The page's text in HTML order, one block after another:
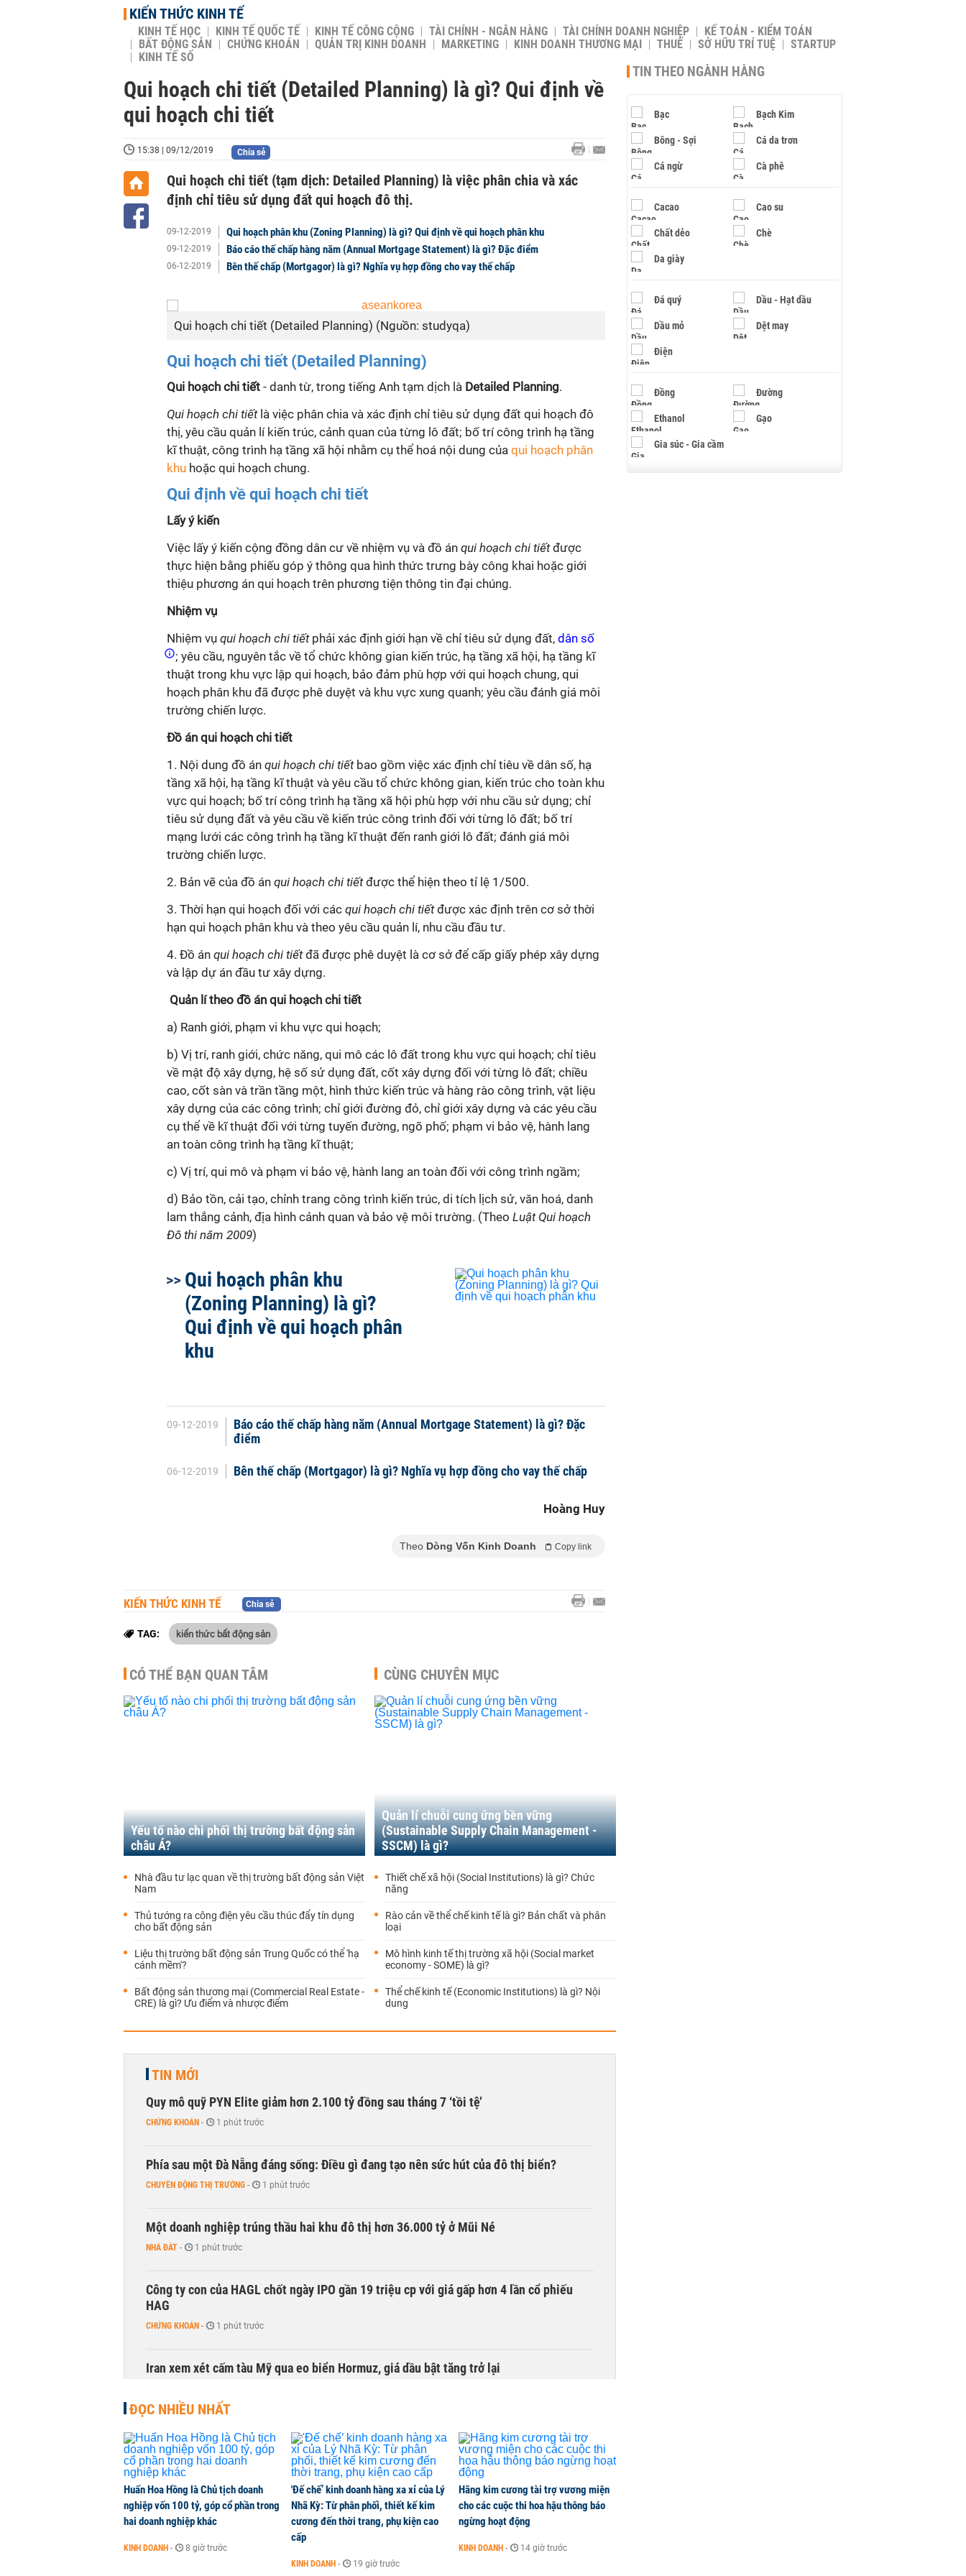
KIẾN THỨC KINH TẾ
KINH TẾ HỌC KINH TẾ QUỐC TẾ KINH TẾ CÔNG CỘNG TÀI CHÍNH - NGÂN HÀNG TÀI CHÍNH DOANH NGHIỆP
KẾ TOÁN - KIỂM TOÁN
BẤT ĐỘNG SẢN
CHỨNG KHOÁN QUẢN TRỊ KINH DOANH MARKETING KINH DOANH THƯƠNG MẠI THUẾ SỞ HỮU TRÍ TUỆ
STARTUP
KINH TẾ SỐ
Qui hoạch chi tiết (Detailed Planning) là gì? Qui định về
qui hoạch chi tiết
15:38 | 09/12/2019 Chia sẻ
Qui hoạch chi tiết (tạm dịch: Detailed Planning) là việc phân chia và xác
định chỉ tiêu sử dụng đất qui hoạch đô thị.
09-12-2019 Qui hoạch phân khu (Zoning Planning) là gì? Qui định về qui hoạch phân khu
09-12-2019 Báo cáo thế chấp hàng năm (Annual Mortgage Statement) là gì? Đặc điểm
06-12-2019 Bên thế chấp (Mortgagor) là gì? Nghĩa vụ hợp đồng cho vay thế chấp
Qui hoạch chi tiết (Detailed Planning) (Nguồn: studyqa)
Qui hoạch chi tiết (Detailed Planning)
Qui hoạch chi tiết - danh từ, trong tiếng Anh tạm dịch là Detailed Planning.
Qui hoạch chi tiếtlà việc phân chia và xác định chỉ tiêu sử dụng đất qui hoạch đô
thị, yêu cầu quản líkiến trúc, cảnh quan của từng lô đất; bố trí công trình hạ tầng
kĩthuật, công trình hạ tầng xã hội nhằm cụ thể hoá nội dung của qui hoạch phân
khu hoặc qui hoạch chung.
Qui định về qui hoạch chi tiết
Lấy ý kiến
Việc lấy ý kiến cộng đồng dân cư về nhiệm vụ và đồ án qui hoạch chi tiếtđược
thực hiện bằng phiếu góp ý thông qua hình thức trưng bày công khai hoặc giới
thiệu phương án qui hoạch trên phương tiện thông tin đại chúng.
Nhiệm vụ
Nhiệm vụ qui hoạch chi tiếtphải xác định giới hạn về chỉ tiêu sử dụng đất, dân số
; yêu cầu, nguyên tắc về tổ chức không gian kiến trúc, hạ tầng xã hội, hạ tầng kĩ
thuật trong khu vực lập qui hoạch, bảo đảm phù hợp với qui hoạch chung, qui
hoạch phân khu đã được phê duyệt và khu vực xung quanh; yêu cầu đánh giá môi
trường chiến lược.
Đồ án qui hoạch chi tiết
1. Nội dung đồ án qui hoạch chi tiết bao gồm việc xác định chỉ tiêu về dân số, hạ
tầng xã hội, hạ tầng kĩthuật và yêu cầu tổ chức không gian, kiến trúc cho toàn khu
vực qui hoạch; bố trí công trình hạ tầng xã hội phù hợp với nhu cầu sử dụng; chỉ
tiêu sử dụng đất và yêu cầu về kiến trúc công trình đối với từng lô đất; bố trí
mạng lưới các công trình hạ tầng kĩthuật đến ranh giới lô đất; đánh giá môi
trường chiến lược.
2. Bản vẽ của đồ án qui hoạch chi tiếtđược thể hiện theo tỉ lệ 1/500.
3. Thời hạn qui hoạch đối với các qui hoạch chi tiếtđược xác định trên cơ sở thời
hạn qui hoạch phân khu và theo yêu cầu quản lí, nhu cầu đầu tư.
4. Đồ án qui hoạch chi tiếtđã được phê duyệt là cơ sở để cấp giấy phép xây dựng
và lập dự án đầu tư xây dựng.
Quản lítheo đồ án qui hoạch chi tiết
a) Ranh giới, phạm vi khu vực qui hoạch;
b) Vị trí, ranh giới, chức năng, qui mô các lô đất trong khu vực qui hoạch; chỉ tiêu
về mật độ xây dựng, hệ số sử dụng đất, cốt xây dựng đối với từng lô đất; chiều
cao, cốt sàn và trần tầng một, hình thức kiến trúc và hàng rào công trình, vật liệu
xây dựng của các công trình; chỉ giới đường đỏ, chỉ giới xây dựng và các yêu cầu
cụ thể về kĩthuật đối với từng tuyến đường, ngõ phố; phạm vi bảo vệ, hành lang
an toàn công trình hạ tầng kĩthuật;
c) Vị trí, qui mô và phạm vi bảo vệ, hành lang an toàn đối với công trình ngầm;
d) Bảo tồn, cải tạo, chỉnh trang công trình kiến trúc, di tích lịch sử, văn hoá, danh
lam thắng cảnh, địa hình cảnh quan và bảo vệ môi trường. (Theo Luật Qui hoạch
Đô thi năm 2009)
Qui hoạch phân khu
(Zoning Planning) là gì?
Qui định về qui hoạch phân
khu
09-12-2019
Báo cáo thế chấp hàng năm (Annual Mortgage Statement) là gì? Đặc
điểm
06-12-2019 Bên thế chấp (Mortgagor) là gì? Nghĩa vụ hợp đồng cho vay thế chấp
Hoàng Huy
Theo Dòng Vốn Kinh Doanh Copy link
KIẾN THỨC KINH TẾ Chia sẻ
TAG: kiến thức bất động sản
CÓ THỂ BẠN QUAN TÂM
Yếu tố nào chi phối thị trường bất động sản
châu Á?
Nhà đầu tư lạc quan về thị trường bất động sản Việt
Nam
Thủ tướng ra công điện yêu cầu thúc đẩy tín dụng
cho bất động sản
Liệu thị trường bất động sản Trung Quốc có thể 'hạ
cánh mềm'?
Bất động sản thương mại (Commercial Real Estate -
CRE) là gì? Ưu điểm và nhược điểm
CÙNG CHUYÊN MỤC
Quản lí chuỗi cung ứng bền vững
(Sustainable Supply Chain Management -
SSCM) là gì?
Thiết chế xã hội (Social Institutions) là gì? Chức
năng
Rào cản về thể chế kinh tế là gì? Bản chất và phân
loại
Mô hình kinh tế thị trường xã hội (Social market
economy - SOME) là gì?
Thể chế kinh tế (Economic Institutions) là gì? Nội
dung
TIN MỚI
Quy mô quỹ PYN Elite giảm hơn 2.100 tỷ đồng sau tháng 7 ‘tồi tệ’
CHỨNG KHOÁN - 1 phút trước
Phía sau một Đà Nẵng đáng sống: Điều gì đang tạo nên sức hút của đô thị biển?
CHUYỂN ĐỘNG THỊ TRƯỜNG - 1 phút trước
Một doanh nghiệp trúng thầu hai khu đô thị hơn 36.000 tỷ ở Mũi Né
NHÀ ĐẤT - 1 phút trước
Công ty con của HAGL chốt ngày IPO gần 19 triệu cp với giá gấp hơn 4 lần cổ phiếu
HAG
CHỨNG KHOÁN - 1 phút trước
Iran xem xét cấm tàu Mỹ qua eo biển Hormuz, giá dầu bật tăng trở lại
Giải ngân đầu tư công quý III: Khi các siêu dự án áp sát 'vạch đích'
THỜI SỰ - 1 phút trước
Sản lượng thép Mỹ phục hồi nhờ thuế quan
HÀNG HÓA 1 phút trước
Đề xuất 28 khu đô thị nén dọc đường sắt TP HCM - Cần Thơ
ĐỌC NHIỀU NHẤT
Huấn Hoa Hồng là Chủ tịch doanh
nghiệp vốn 100 tỷ, góp cổ phần trong
hai doanh nghiệp khác
KINH DOANH - 8 giờ trước
'Đế chế’ kinh doanh hàng xa xỉ của Lý
Nhã Kỳ: Từ phân phối, thiết kế kim
cương đến thời trang, phụ kiện cao
cấp
KINH DOANH - 19 giờ trước
Hãng kim cương tài trợ vương miện
cho các cuộc thi hoa hậu thông báo
ngừng hoạt động
KINH DOANH - 14 giờ trước
TIN THEO NGÀNH HÀNG
Bạc Bạch Kim
Bông - Sợi Cá da trơn
Cá ngừ Cà phê
Cacao Cao su
Chất dẻo Chè
Da giày
Đá quý Dầu - Hạt dầu
Dầu mỏ Dệt may
Điện
Đồng Đường
Ethanol Gạo
Gia súc - Gia cầm